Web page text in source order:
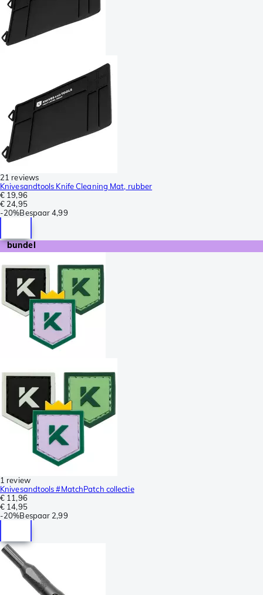
21 reviews
Knivesandtools Knife Cleaning Mat, rubber
€ 19,96
€ 24,95
-20%Bespaar 4,99
bundel
1 review
Knivesandtools #MatchPatch collectie
€ 11,96
€ 14,95
-20%Bespaar 2,99